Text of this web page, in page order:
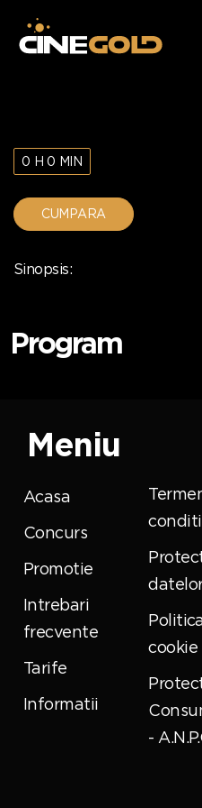
0 H 0 MIN
CUMPARA
Sinopsis:
Program
Meniu
Acasa
Concurs
Promotie
Intrebari
frecvente
Tarife
Informatii
cookie
-